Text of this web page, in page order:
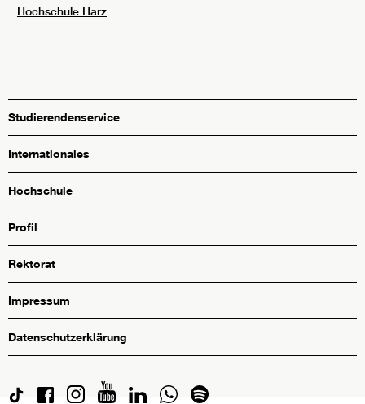
Hochschule Harz
Studierendenservice
Internationales
Hochschule
Profil
Rektorat
Impressum
Datenschutzerklärung